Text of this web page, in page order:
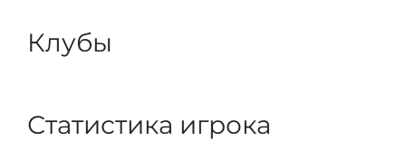
Клубы
Статистика игрока